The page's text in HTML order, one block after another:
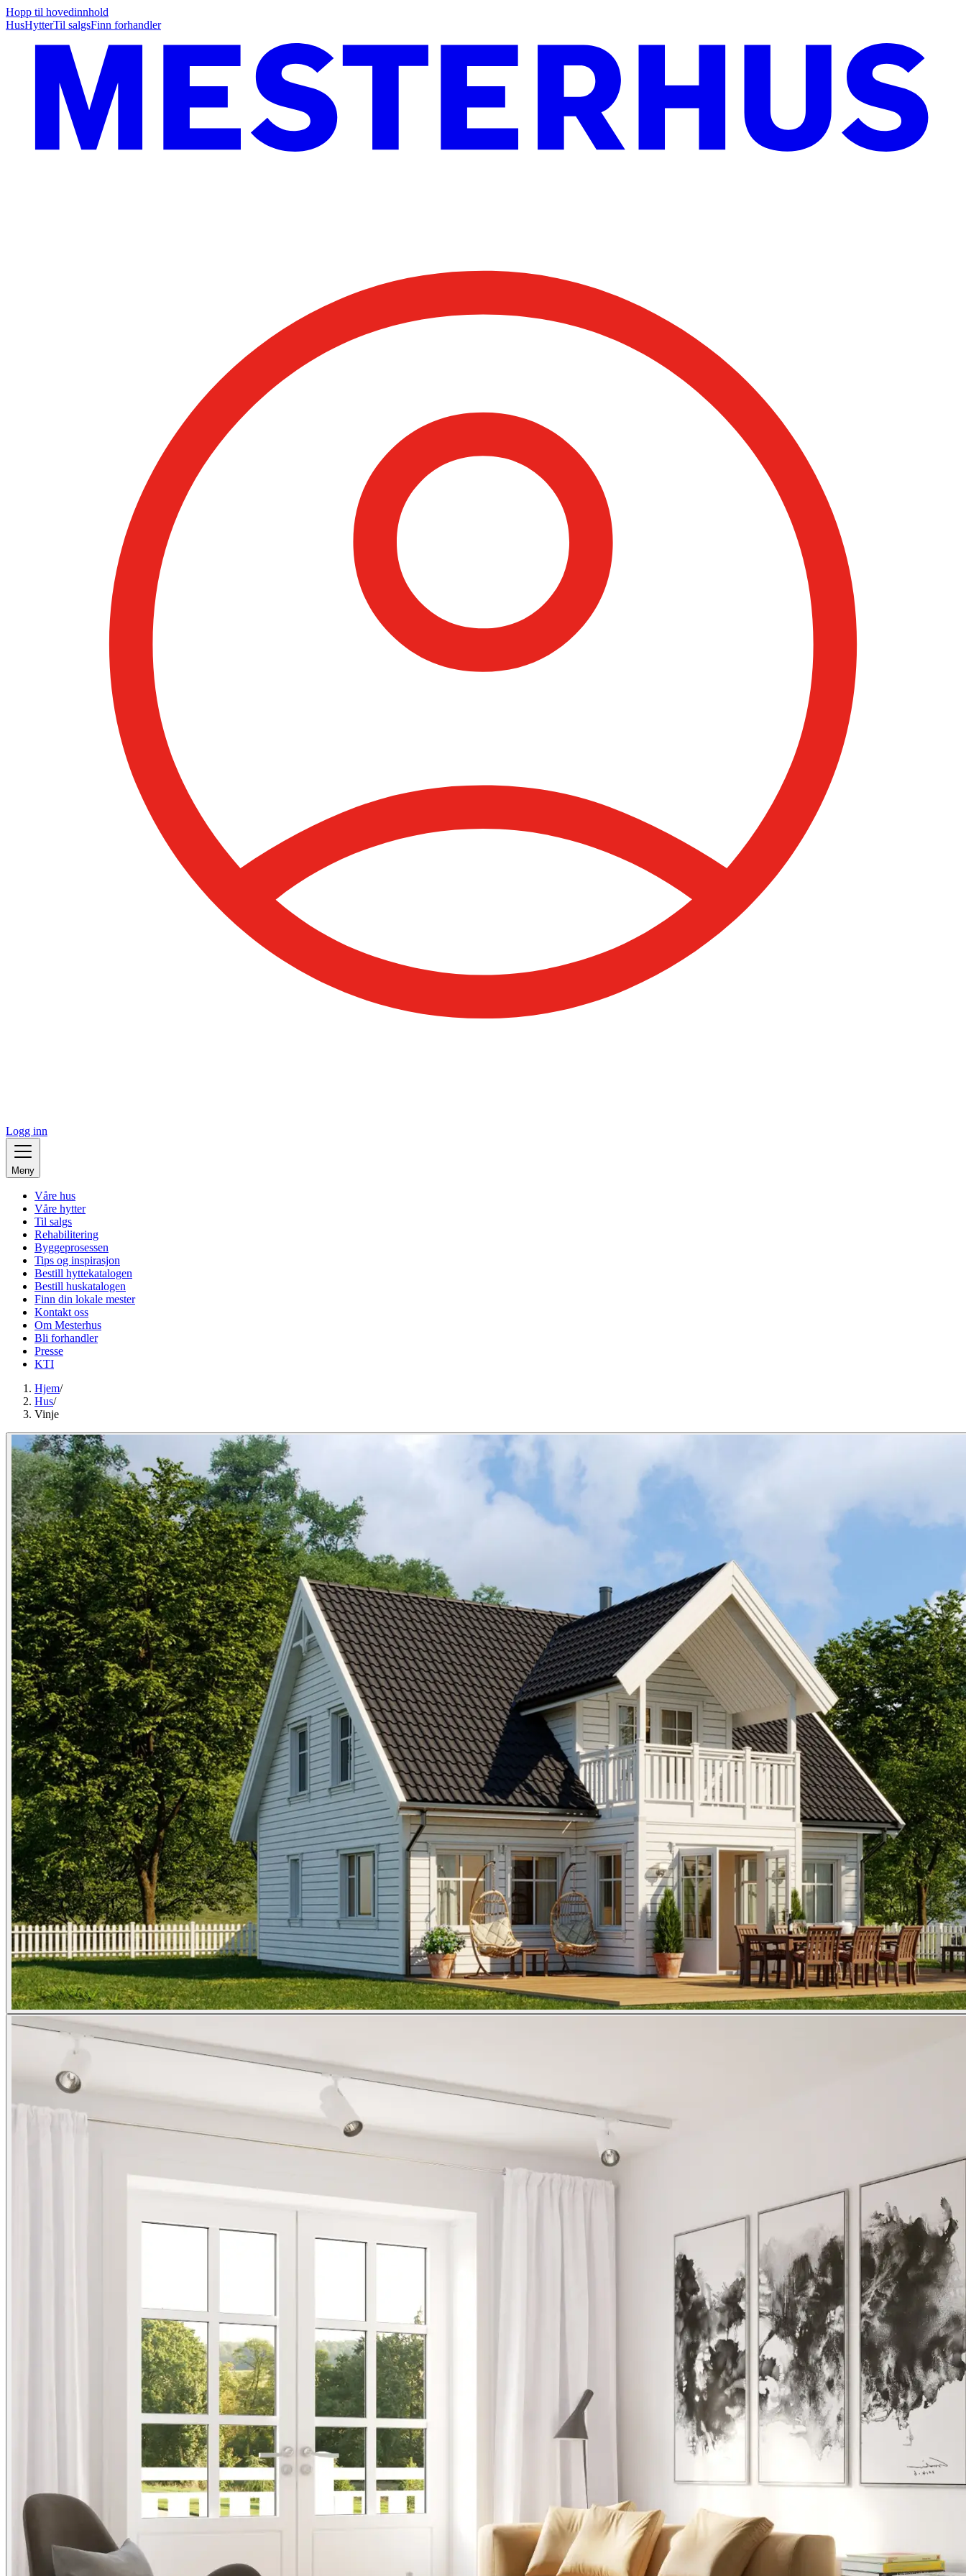
Hopp til hovedinnhold
HusHytterTil salgsFinn forhandler
Logg inn
Meny
Våre hus
Våre hytter
Til salgs
Rehabilitering
Byggeprosessen
Tips og inspirasjon
Bestill hyttekatalogen
Bestill huskatalogen
Finn din lokale mester
Kontakt oss
Om Mesterhus
Bli forhandler
Presse
KTI
Hjem/
Hus/
Vinje